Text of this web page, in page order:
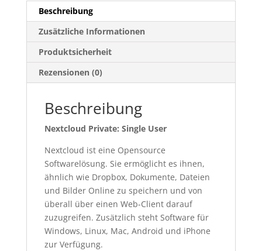
Beschreibung
Zusätzliche Informationen
Produktsicherheit
Rezensionen (0)
Beschreibung
Nextcloud Private: Single User
Nextcloud ist eine Opensource
Softwarelösung. Sie ermöglicht es ihnen,
ähnlich wie Dropbox, Dokumente, Dateien
und Bilder Online zu speichern und von
überall über einen Web-Client darauf
zuzugreifen. Zusätzlich steht Software für
Windows, Linux, Mac, Android und iPhone
zur Verfügung.